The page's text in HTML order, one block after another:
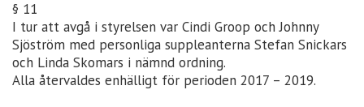
§ 11
I tur att avgå i styrelsen var Cindi Groop och Johnny
Sjöström med personliga suppleanterna Stefan Snickars
och Linda Skomars i nämnd ordning.
Alla återvaldes enhälligt för perioden 2017 – 2019.